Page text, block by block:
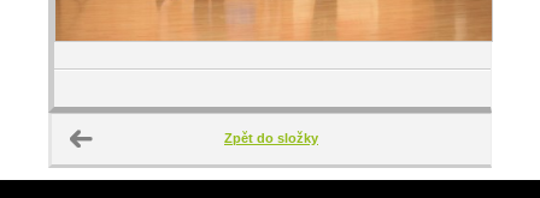
Zpět do složky